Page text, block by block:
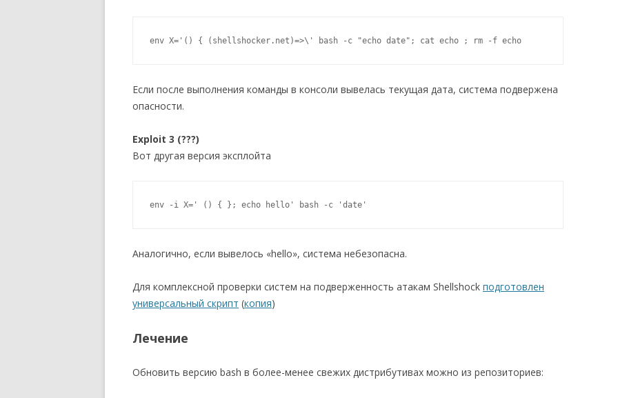
env X='() { (shellshocker.net)=>\' bash -c "echo date"; cat echo ; rm -f echo
Если после выполнения команды в консоли вывелась текущая дата, система подвержена
опасности.
Exploit 3 (???)
Вот другая версия эксплойта
env -i X=' () { }; echo hello' bash -c 'date'
Аналогично, если вывелось «hello», система небезопасна.
Для комплексной проверки систем на подверженность атакам Shellshock подготовлен
универсальный скрипт (копия)
Лечение
Обновить версию bash в более-менее свежих дистрибутивах можно из репозиториев: